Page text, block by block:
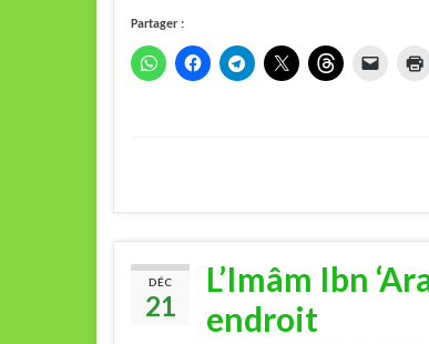
Partager :
DÉC
21
L’Imâm Ibn
endroit